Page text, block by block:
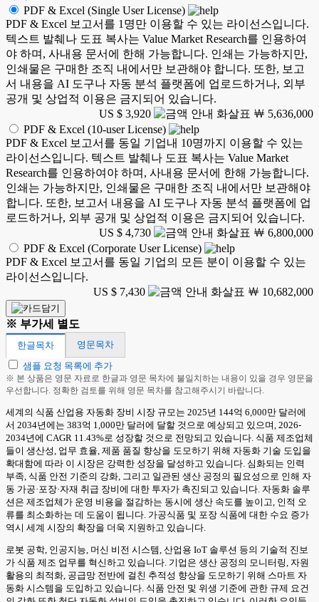
PDF & Excel (Single User License)
PDF & Excel 보고서를 1명만 이용할 수 있는 라이선스입니다.
텍스트 발췌나 도표 복사는 Value Market Research를 인용하여
야 하며, 사내용 문서에 한해 가능합니다. 인쇄는 가능하지만,
인쇄물은 구매한 조직 내에서만 보관해야 합니다. 또한, 보고
서 내용을 AI 도구나 자동 분석 플랫폼에 업로드하거나, 외부
공개 및 상업적 이용은 금지되어 있습니다.
US $ 3,920
￦ 5,636,000
PDF & Excel (10-user License)
PDF & Excel 보고서를 동일 기업내 10명까지 이용할 수 있는
라이선스입니다. 텍스트 발췌나 도표 복사는 Value Market
Research를 인용하여야 하며, 사내용 문서에 한해 가능합니다.
인쇄는 가능하지만, 인쇄물은 구매한 조직 내에서만 보관해야
합니다. 또한, 보고서 내용을 AI 도구나 자동 분석 플랫폼에 업
로드하거나, 외부 공개 및 상업적 이용은 금지되어 있습니다.
US $ 4,730
￦ 6,800,000
PDF & Excel (Corporate User License)
PDF & Excel 보고서를 동일 기업의 모든 분이 이용할 수 있는
라이선스입니다.
US $ 7,430
￦ 10,682,000
※ 부가세 별도
한글목차
영문목차
샘플 요청 목록에 추가
※ 본 상품은 영문 자료로 한글과 영문 목차에 불일치하는 내용이 있을 경우 영문을
우선합니다. 정확한 검토를 위해 영문 목차를 참고해주시기 바랍니다.
세계의 식품 산업용 자동화 장비 시장 규모는 2025년 144억 6,000만 달러에
서 2034년에는 383억 1,000만 달러에 달할 것으로 예상되고 있으며, 2026-
2034년에 CAGR 11.43%로 성장할 것으로 전망되고 있습니다. 식품 제조업체
들이 생산성, 업무 효율, 제품 품질 향상을 도모하기 위해 자동화 기술 도입을
확대함에 따라 이 시장은 강력한 성장을 달성하고 있습니다. 심화되는 인력
부족, 식품 안전 기준의 강화, 그리고 일관된 생산 공정의 필요성으로 인해 자
동 가공·포장·자재 취급 장비에 대한 투자가 촉진되고 있습니다. 자동화 솔루
션은 제조업체가 운영 비용을 절감하는 동시에 생산 속도를 높이고, 인적 오
류를 최소화하는 데 도움이 됩니다. 가공식품 및 포장 식품에 대한 수요 증가
역시 세계 시장의 확장을 더욱 지원하고 있습니다.
로봇 공학, 인공지능, 머신 비전 시스템, 산업용 IoT 솔루션 등의 기술적 진보
가 식품 제조 업무를 혁신하고 있습니다. 기업은 생산 공정의 모니터링, 자원
활용의 최적화, 공급망 전반에 걸친 추적성 향상을 도모하기 위해 스마트 자
동화 시스템을 도입하고 있습니다. 식품 안전 및 위생 기준에 관한 규제 요건